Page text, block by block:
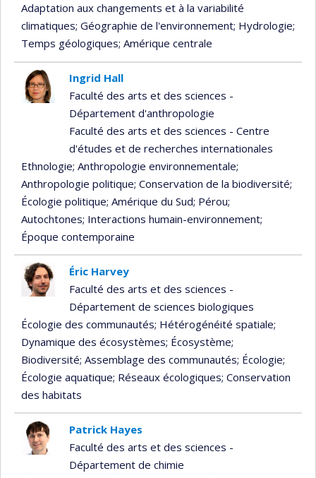
Adaptation aux changements et à la variabilité
climatiques; Géographie de l'environnement; Hydrologie;
Temps géologiques; Amérique centrale
Ingrid Hall
Faculté des arts et des sciences -
Département d'anthropologie
Faculté des arts et des sciences - Centre
d'études et de recherches internationales
Ethnologie; Anthropologie environnementale;
Anthropologie politique; Conservation de la biodiversité;
Écologie politique; Amérique du Sud; Pérou;
Autochtones; Interactions humain-environnement;
Époque contemporaine
Éric Harvey
Faculté des arts et des sciences -
Département de sciences biologiques
Écologie des communautés; Hétérogénéité spatiale;
Dynamique des écosystèmes; Écosystème;
Biodiversité; Assemblage des communautés; Écologie;
Écologie aquatique; Réseaux écologiques; Conservation
des habitats
Patrick Hayes
Faculté des arts et des sciences -
Département de chimie